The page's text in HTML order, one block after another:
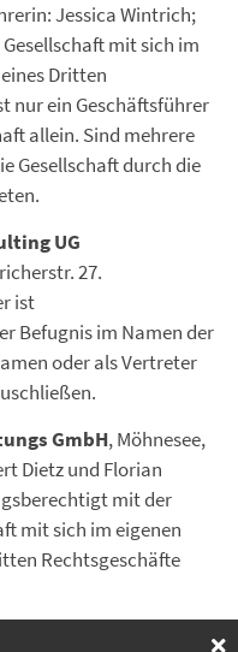
Jessica Wintrich;
mit sich im
Dritten
nur ein Geschäftsführer
allein. Sind mehrere
Gesellschaft durch die
UG
27.
ist
Befugnis im Namen der
oder als Vertreter
GmbH, Möhnesee,
Dietz und Florian
mit der
mit sich im eigenen
Rechtsgeschäfte